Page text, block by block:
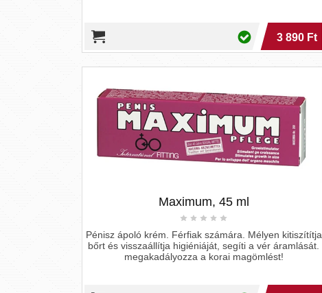
3 890 Ft
Maximum, 45 ml
Pénisz ápoló krém. Férfiak számára. Mélyen kitiszítítja
bőrt és visszaállítja higiéniáját, segíti a vér áramlását.
megakadályozza a korai magömlést!